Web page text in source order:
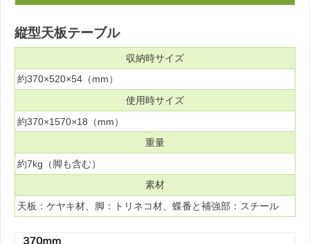
縦型天板テーブル
収納時サイズ
約370×520×54（mm）
使用時サイズ
約370×1570×18（mm）
重量
約7kg（脚も含む）
素材
天板：ケヤキ材、脚：トリネコ材、蝶番と補強部：スチール